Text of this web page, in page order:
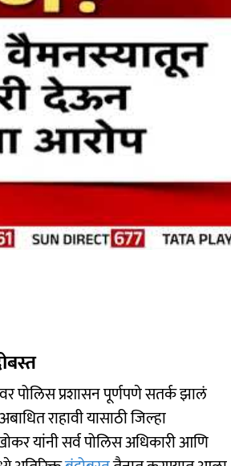
पोलिस प्रशासन पूर्णपणे सतर्क झालं
राहावी यासाठी जिल्हा
यांनी सर्व पोलिस अधिकारी आणि